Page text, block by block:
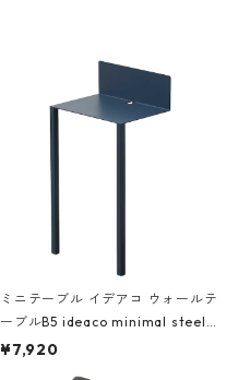
ミニテーブル イデアコ ウォールテ
ーブルB5 ideaco minimal steel f
urniture WALL Table B5 ネイビー
¥7,920